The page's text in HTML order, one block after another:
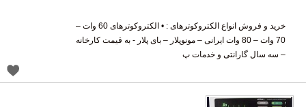
خرید و فروش انواع الکتروکوترهای : • الکتروکوترهای 60 وات –
70 وات – 80 وات ایرانی – مونوپلار – بای پلار - به قیمت کارخانه
– سه سال گارانتی و خدمات پ